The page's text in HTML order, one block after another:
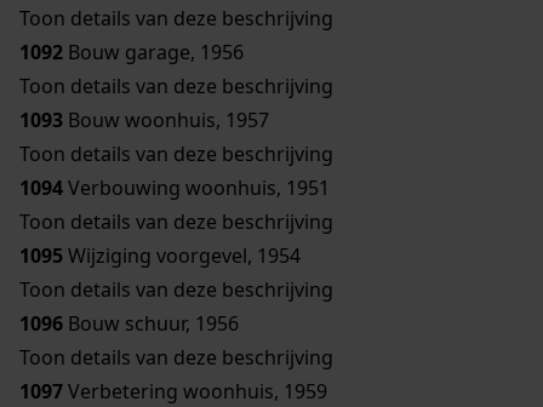
Toon details van deze beschrijving
1092 Bouw garage, 1956
Toon details van deze beschrijving
1093 Bouw woonhuis, 1957
Toon details van deze beschrijving
1094Verbouwing woonhuis, 1951
Toon details van deze beschrijving
1095Wijziging voorgevel, 1954
Toon details van deze beschrijving
1096 Bouw schuur, 1956
Toon details van deze beschrijving
1097Verbetering woonhuis, 1959